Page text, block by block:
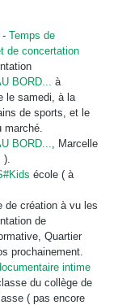
- Temps de
de concertation
BORD... à
le samedi, à la
de sports, et le
marché.
BORD..., Marcelle
).
école ( à
de création à vu les
de
Quartier
prochainement.
intime
du collège de
( pas encore